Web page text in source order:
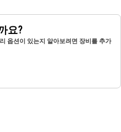
요?
옵션이 있는지 알아보려면 장비를 추가